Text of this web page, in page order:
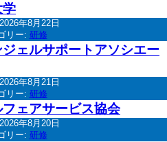
学
2026年8月22日
リー: 研修
ェルサポートアソシエー
2026年8月21日
リー: 研修
ェアサービス協会
2026年8月20日
リー: 研修